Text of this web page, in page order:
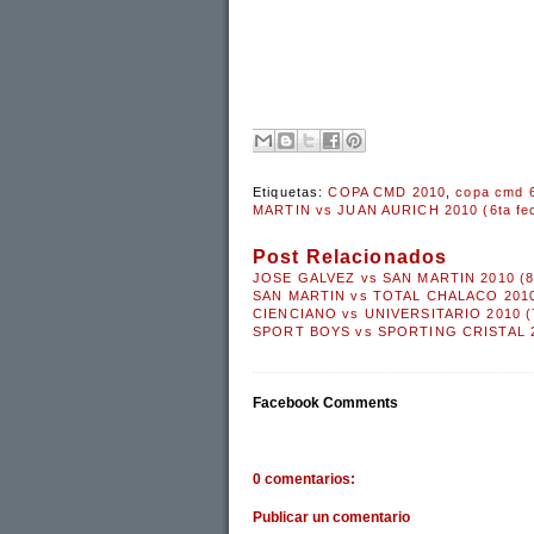
Etiquetas:COPA CMD 2010,copa cmd
MARTIN vs JUAN AURICH 2010 (6ta
Post Relacionados
JOSE GALVEZ vs SAN MARTIN 2010
SAN MARTIN vs TOTAL CHALACO
CIENCIANO vs UNIVERSITARIO 2010
SPORT BOYS vs SPORTING CRISTAL
Facebook Comments
0 comentarios:
Publicar un comentario